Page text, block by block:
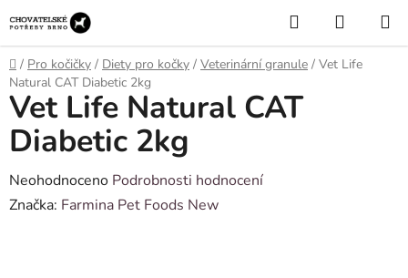
na
obsah
Hledat
KOŠÍK
Domů
/ Pro kočičky / Diety pro kočky / Veterinární granule / Vet Life
Natural CAT Diabetic 2kg
Vet Life Natural CAT
Diabetic 2kg
Průměrné
hodnocení
Neohodnoceno Podrobnosti hodnocení
Značka: Farmina Pet Foods New